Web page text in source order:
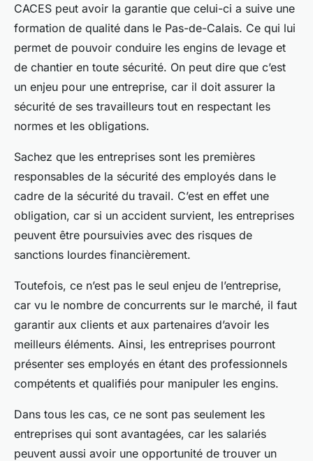
CACES peut avoir la garantie que celui-ci a suive une
formation de qualité dans le Pas-de-Calais. Ce qui lui
permet de pouvoir conduire les engins de levage et
de chantier en toute sécurité. On peut dire que c’est
un enjeu pour une entreprise, car il doit assurer la
sécurité de ses travailleurs tout en respectant les
normes et les obligations.
Sachez que les entreprises sont les premières
responsables de la sécurité des employés dans le
cadre de la sécurité du travail. C’est en effet une
obligation, car si un accident survient, les entreprises
peuvent être poursuivies avec des risques de
sanctions lourdes financièrement.
Toutefois, ce n’est pas le seul enjeu de l’entreprise,
car vu le nombre de concurrents sur le marché, il faut
garantir aux clients et aux partenaires d’avoir les
meilleurs éléments. Ainsi, les entreprises pourront
présenter ses employés en étant des professionnels
compétents et qualifiés pour manipuler les engins.
Dans tous les cas, ce ne sont pas seulement les
entreprises qui sont avantagées, car les salariés
peuvent aussi avoir une opportunité de trouver un